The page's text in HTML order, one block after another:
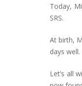
Today,
SRS.
At birth,
days well.
Let’s all